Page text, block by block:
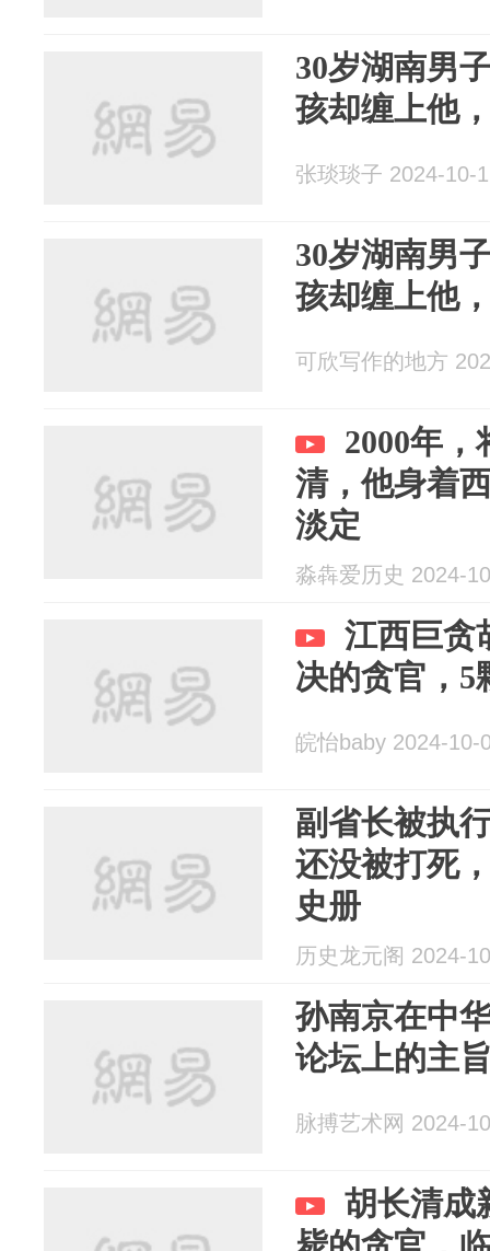
30岁湖南男
孩却缠上他
张琰琰子 2024-10-
30岁湖南男
孩却缠上他
可欣写作的地方
2000年
清，他身着
淡定
淼犇爱历史 2024-
江西巨贪
决的贪官，5
皖怡baby 2024-10-
副省长被执
还没被打死
史册
历史龙元阁 2024-
孙南京在中
论坛上的主
脉搏艺术网 2024-
胡长清成